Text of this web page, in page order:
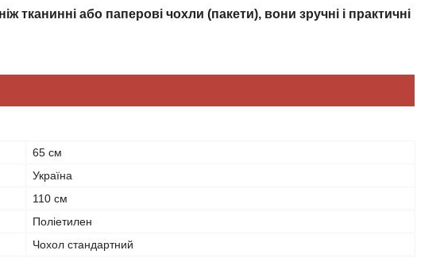
тканинні або паперові чохли (пакети), вони зручні і практичні
65 см
Україна
110 см
Поліетилен
Чохол стандартний